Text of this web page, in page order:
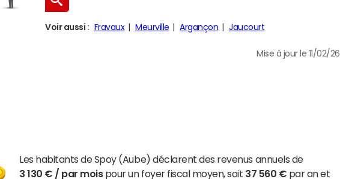
Voir aussi : Fravaux Meurville Argançon Jaucourt
Mise à jour le 11/02/26
Les habitants de Spoy (Aube) déclarent des revenus annuels de
3 130 € / par moispour un foyer fiscal moyen, soit 37 560 € par an et